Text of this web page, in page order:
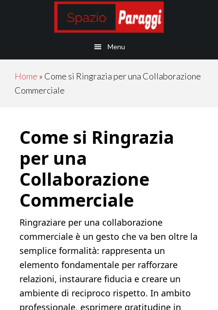
Menu
Home » Come si Ringrazia per una Collaborazione
Commerciale
Come si Ringrazia
per una
Collaborazione
Commerciale
Ringraziare per una collaborazione
commerciale è un gesto che va ben oltre la
semplice formalità: rappresenta un
elemento fondamentale per rafforzare
relazioni, instaurare fiducia e creare un
ambiente di reciproco rispetto. In ambito
professionale, esprimere gratitudine in